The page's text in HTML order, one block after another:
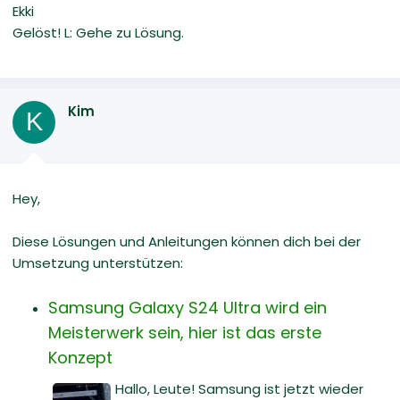
Ekki
Gelöst! L: Gehe zu Lösung.
K Kim
Hey,
Diese Lösungen und Anleitungen können dich bei der
Umsetzung unterstützen:
Samsung Galaxy S24 Ultra wird ein
Meisterwerk sein, hier ist das erste
Konzept
Hallo, Leute! Samsung ist jetzt wieder